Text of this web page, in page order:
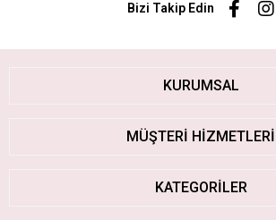
Bizi Takip Edin
KURUMSAL
MÜŞTERİ HİZMETLERİ
KATEGORİLER